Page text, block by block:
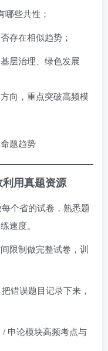
些共性；
存在相似趋势；
层治理、绿色发展
向，重点突破高频模
题趋势
用真题资源
每个省的试卷，熟悉题
速度。
限制做完整试卷，训
错误题目记录下来，
/ 申论模块高频考点与